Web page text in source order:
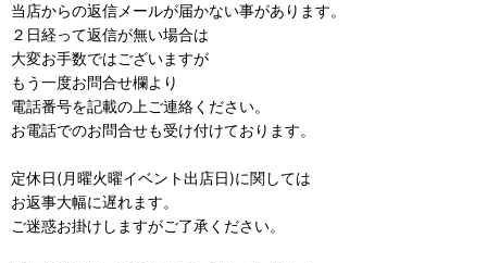
当店からの返信メールが届かない事があります。
２日経って返信が無い場合は
大変お手数ではございますが
もう一度お問合せ欄より
電話番号を記載の上ご連絡ください。
お電話でのお問合せも受け付けております。
定休日(月曜火曜イベント出店日)に関しては
お返事大幅に遅れます。
ご迷惑お掛けしますがご了承ください。